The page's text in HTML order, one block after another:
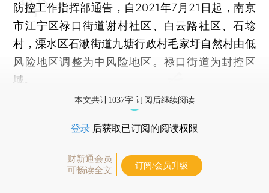
防控工作指挥部通告，自2021年7月21日起，南京
市江宁区禄口街道谢村社区、白云路社区、石埝
村，溧水区石湫街道九塘行政村毛家圩自然村由低
风险地区调整为中风险地区。禄口街道为封控区
域。
本文共计1037字 订阅后继续阅读
登录 后获取已订阅的阅读权限
财新通会员
可畅读全文
订阅/会员升级